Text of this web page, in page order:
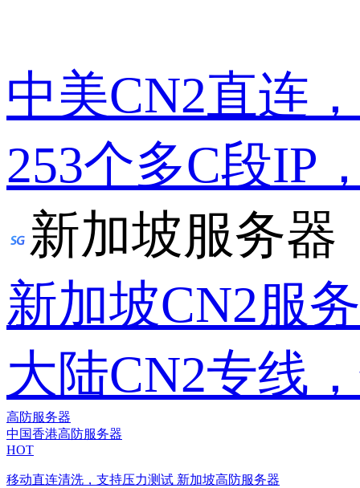
中美CN2直连
253个多C段IP
新加坡服务器
新加坡CN2服
大陆CN2专线
高防服务器
中国香港高防服务器
HOT
移动直连清洗，支持压力测试 新加坡高防服务器